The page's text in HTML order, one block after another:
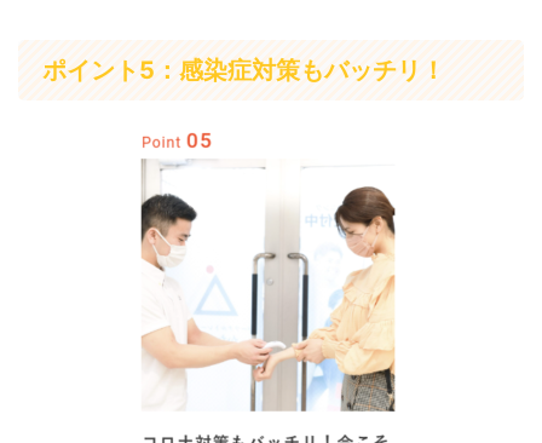
ポイント5：感染症対策もバッチリ！